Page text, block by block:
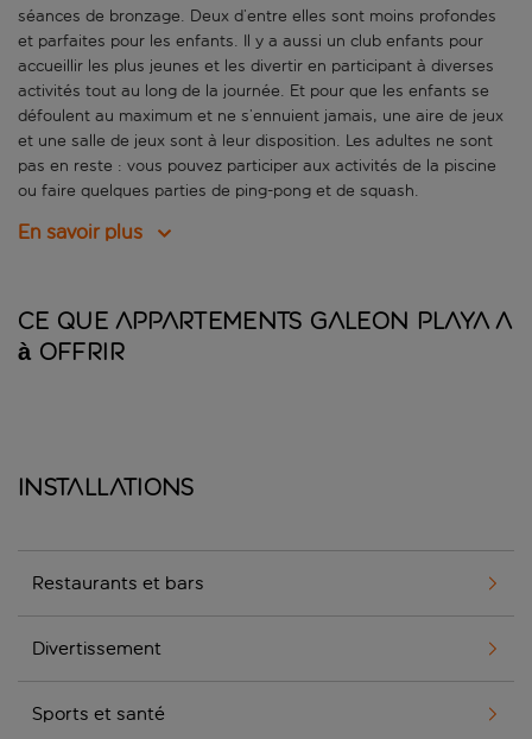
séances de bronzage. Deux d’entre elles sont moins profondes
et parfaites pour les enfants. Il y a aussi un club enfants pour
accueillir les plus jeunes et les divertir en participant à diverses
activités tout au long de la journée. Et pour que les enfants se
défoulent au maximum et ne s’ennuient jamais, une aire de jeux
et une salle de jeux sont à leur disposition. Les adultes ne sont
pas en reste : vous pouvez participer aux activités de la piscine
ou faire quelques parties de ping-pong et de squash.
En savoir plus
Ce que Appartements Galeon Playa a
à offrir
Installations
Restaurants et bars
Divertissement
Sports et santé